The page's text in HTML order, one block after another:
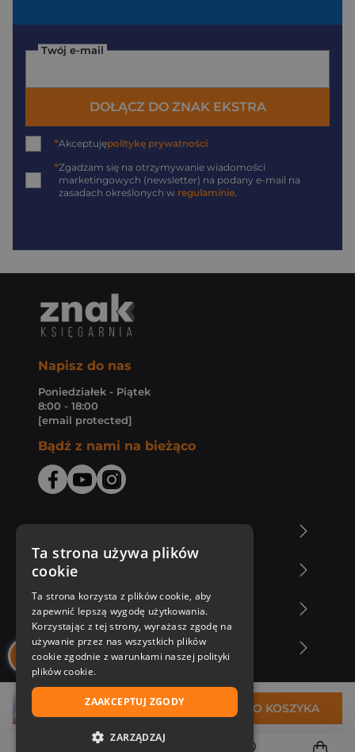
49,99 zł DO KOSZYKA
Twój e-mail
DOŁĄCZ DO ZNAK EKSTRA
*Akceptujępolitykę prywatności
*Zgadzam się na otrzymywanie wiadomości
marketingowych (newsletter) na podany e-mail na
zasadach określonych w regulaminie.
Napisz do nas
Poniedziałek - Piątek
8:00 - 18:00
[email protected]
Bądź z nami na bieżąco
Zakupy u nas
Nasza oferta
Nasi autorzy
Ta strona używa plików
cookie
Ta strona korzysta z plików cookie, aby
zapewnić lepszą wygodę użytkowania.
Korzystając z tej strony, wyrażasz zgodę na
używanie przez nas wszystkich plików
cookie zgodnie z warunkami naszej polityki
plików cookie.
ZAAKCEPTUJ ZGODY
ZARZĄDZAJ